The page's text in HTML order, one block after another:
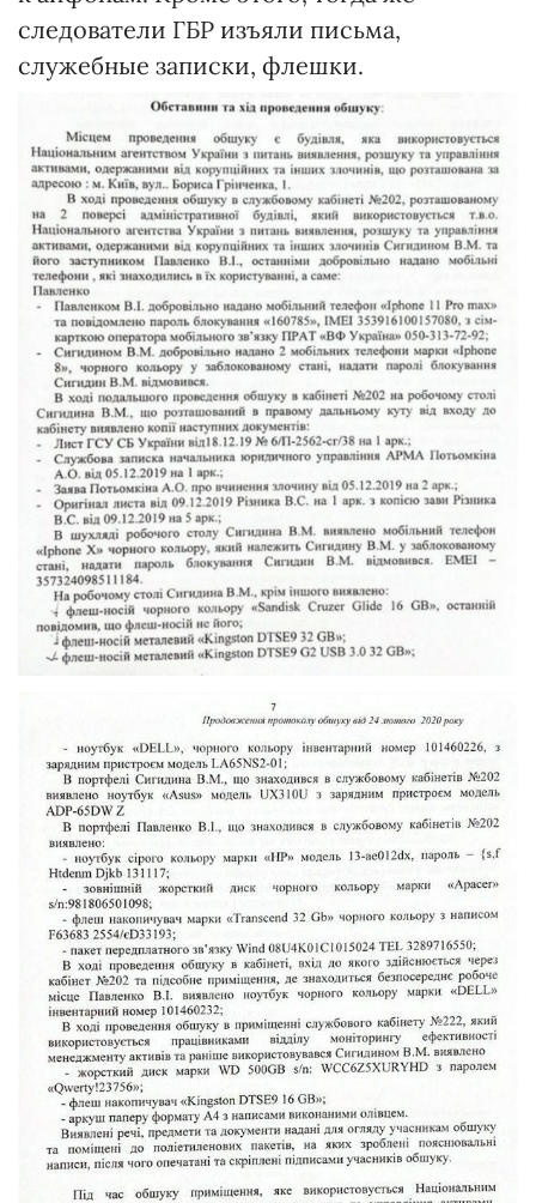
следователи ГБР изъяли письма,
служебные записки, флешки.